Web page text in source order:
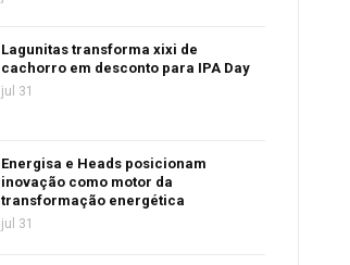
Lagunitas transforma xixi de
cachorro em desconto para IPA Day
jul 31
Energisa e Heads posicionam
inovação como motor da
transformação energética
jul 31